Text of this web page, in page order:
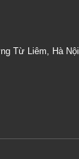
Từ Liêm, Hà Nội